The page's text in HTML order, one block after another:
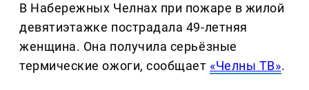
В Набережных Челнах при пожаре в жилой
девятиэтажке пострадала 49-летняя
женщина. Она получила серьёзные
термические ожоги, сообщает «Челны ТВ».